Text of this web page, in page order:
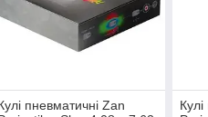
пневматичні Zan